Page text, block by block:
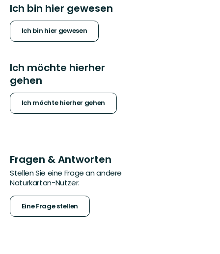
Ich bin hier gewesen
Ich bin hier gewesen
Ich möchte hierher
gehen
Ich möchte hierher gehen
Fragen & Antworten
Stellen Sie eine Frage an andere
Naturkartan-Nutzer.
Eine Frage stellen